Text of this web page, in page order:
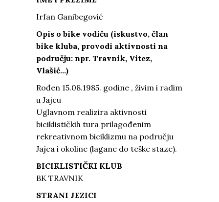
Irfan Ganibegović
Opis o bike vodiču (iskustvo, član
bike kluba, provodi aktivnosti na
području: npr. Travnik, Vitez,
Vlašić…)
Rođen 15.08.1985. godine , živim i radim
u Jajcu
Uglavnom realizira aktivnosti
biciklističkih tura prilagođenim
rekreativnom biciklizmu na području
Jajca i okoline (lagane do teške staze).
BICIKLISTIČKI KLUB
BK TRAVNIK
STRANI JEZICI